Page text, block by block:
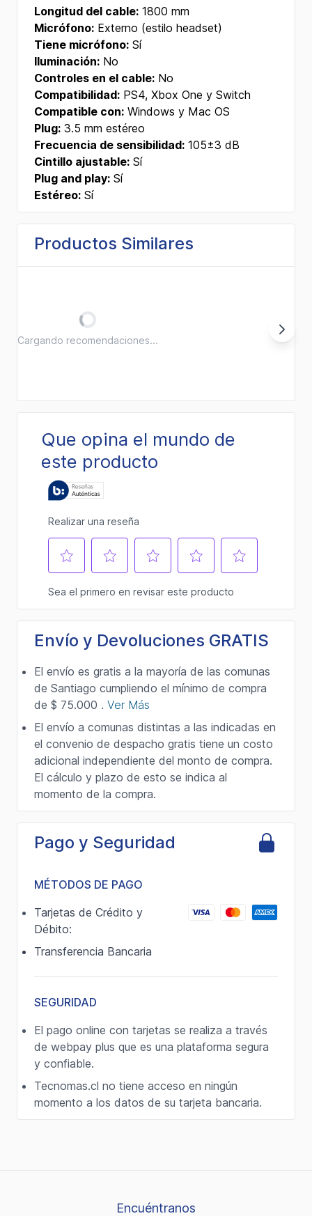
Longitud del cable: 1800 mm
Micrófono: Externo (estilo headset)
Tiene micrófono: Sí
Iluminación: No
Controles en el cable: No
Compatibilidad: PS4, Xbox One y Switch
Compatible con: Windows y Mac OS
Plug: 3.5 mm estéreo
Frecuencia de sensibilidad: 105±3 dB
Cintillo ajustable: Sí
Plug and play: Sí
Estéreo: Sí
Productos Similares
Cargando recomendaciones...
Envío y Devoluciones GRATIS
El envío es gratis a la mayoría de las comunas
de Santiago cumpliendo el mínimo de compra
de $ 75.000 . Ver Más
El envío a comunas distintas a las indicadas en
el convenio de despacho gratis tiene un costo
adicional independiente del monto de compra.
El cálculo y plazo de esto se indica al
momento de la compra.
Pago y Seguridad
MÉTODOS DE PAGO
Tarjetas de Crédito y
Débito:
Transferencia Bancaria
SEGURIDAD
El pago online con tarjetas se realiza a través
de webpay plus que es una plataforma segura
y confiable.
Tecnomas.cl no tiene acceso en ningún
momento a los datos de su tarjeta bancaria.
Encuéntranos